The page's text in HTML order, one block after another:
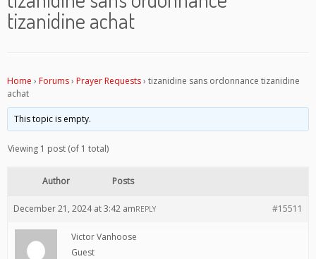
tizanidine achat
Home › Forums› Prayer Requests› tizanidine sans ordonnance tizanidine
achat
This topic is empty.
Viewing 1 post (of 1 total)
Author Posts
December 21, 2024 at 3:42 am #15511
REPLY
Victor Vanhoose
Guest